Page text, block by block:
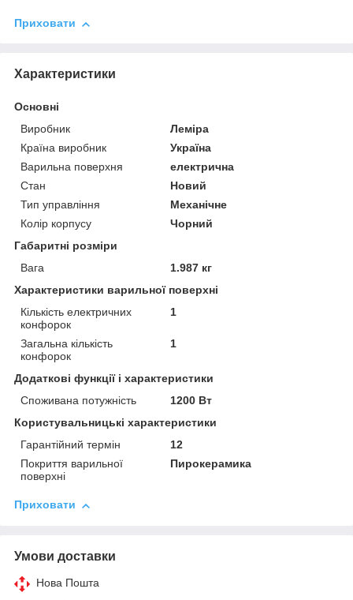
Приховати
Характеристики
Основні
Виробник
Леміра
Країна виробник
Україна
Варильна поверхня
електрична
Стан
Новий
Тип управління
Механічне
Колір корпусу
Чорний
Габаритні розміри
Вага
1.987 кг
Характеристики варильної поверхні
Кількість електричних
конфорок
1
Загальна кількість
конфорок
1
Додаткові функції і характеристики
Споживана потужність
1200 Вт
Користувальницькі характеристики
Гарантійний термін
12
Покриття варильної
поверхні
Пирокерамика
Приховати
Умови доставки
Нова Пошта